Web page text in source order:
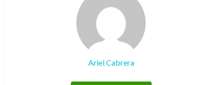
Ariel Cabrera